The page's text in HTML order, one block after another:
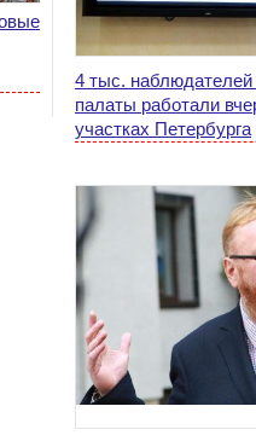
4 тыс.
палаты работали
участках Петербурга